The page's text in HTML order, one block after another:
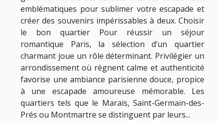
emblématiques pour sublimer votre escapade et
créer des souvenirs impérissables à deux. Choisir
le bon quartier Pour réussir un séjour
romantique Paris, la sélection d’un quartier
charmant joue un rôle déterminant. Privilégier un
arrondissement où règnent calme et authenticité
favorise une ambiance parisienne douce, propice
à une escapade amoureuse mémorable. Les
quartiers tels que le Marais, Saint-Germain-des-
Prés ou Montmartre se distinguent par leurs...